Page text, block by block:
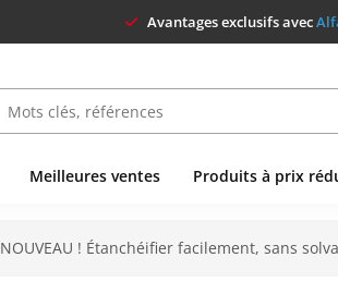
Avantages exclusifs avec
Meilleures ventes Produits à prix
NOUVEAU ! Étanchéifier facilement, sans